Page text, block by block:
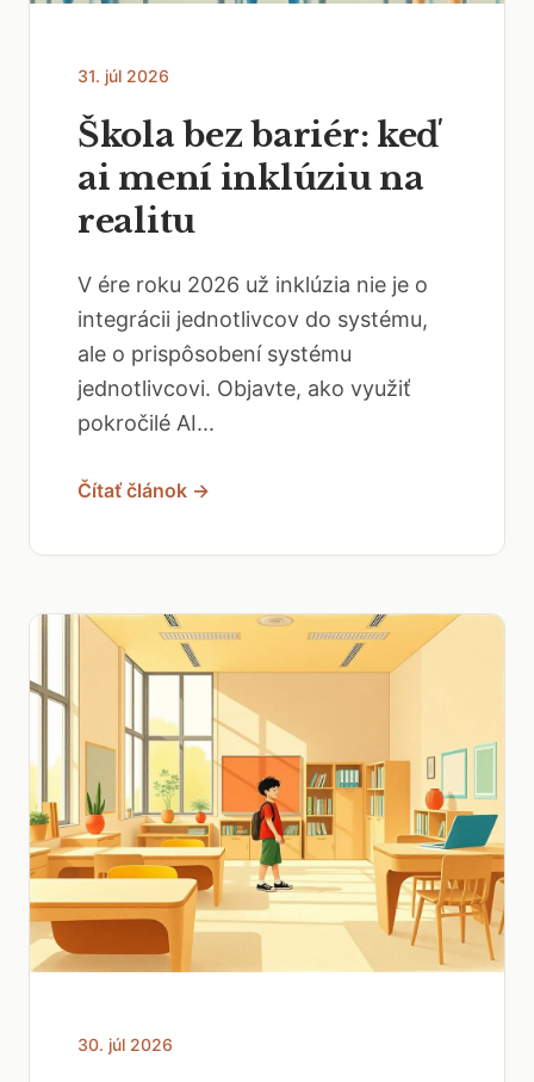
31. júl 2026
Škola bez bariér: keď
ai mení inklúziu na
realitu
V ére roku 2026 už inklúzia nie je o
integrácii jednotlivcov do systému,
ale o prispôsobení systému
jednotlivcovi. Objavte, ako využiť
pokročilé AI...
Čítať článok →
30. júl 2026